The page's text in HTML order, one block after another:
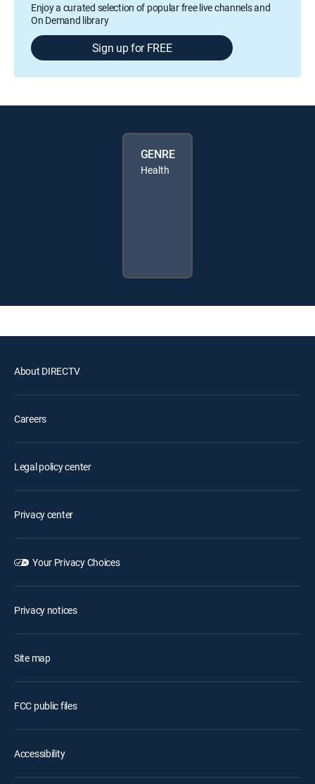
Enjoy a curated selection of popular free live channels and
On Demand library
Sign up for FREE
GENRE
Health
About DIRECTV
Careers
Legal policy center
Privacy center
Your Privacy Choices
Privacy notices
Site map
FCC public files
Accessibility